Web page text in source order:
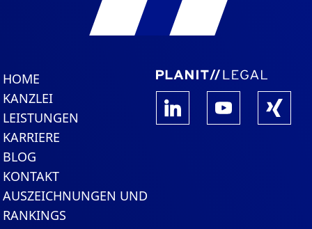
HOME
KANZLEI
LEISTUNGEN
KARRIERE
BLOG
KONTAKT
AUSZEICHNUNGEN UND
RANKINGS